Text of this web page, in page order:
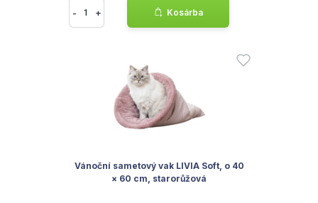
- + Kosárba
Vánoční sametový vak LIVIA Soft, o 40
× 60 cm, starorůžová